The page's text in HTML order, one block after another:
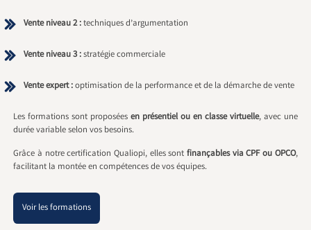
Vente niveau 2 :techniques d’argumentation
Vente niveau 3 :stratégie commerciale
Vente expert :optimisation de la performance et de la démarche de vente
Les formations sont proposéesen présentiel ou en classe virtuelle, avec une
durée variable selon vos besoins.
Grâce à notre certification Qualiopi, elles sontfinançables via CPF ou OPCO,
facilitant la montée en compétences de vos équipes.
Voir les formations